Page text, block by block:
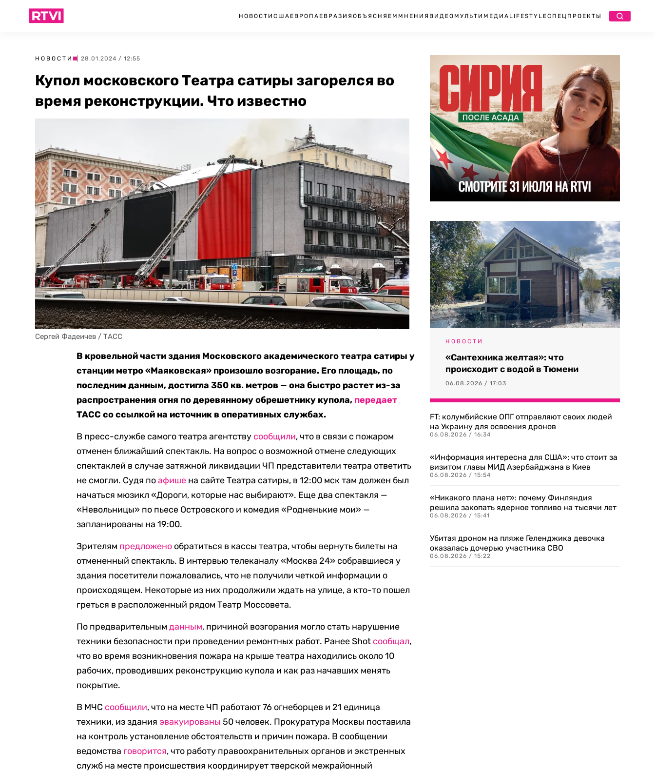
НОВОСТИ США ЕВРОПА ЕВРАЗИЯ ОБЪЯСНЯЕМ МНЕНИЯ ВИДЕО МУЛЬТИМЕДИА LIFESTYLEСПЕЦПРОЕКТЫ
НОВОСТИ | 28.01.2024 / 12:55
Купол московского Театра сатиры загорелся во
время реконструкции. Что известно
Сергей Фадеичев / ТАСС
В кровельной части здания Московского академического театра сатиры у
станции метро «Маяковская» произошло возгорание. Его площадь, по
последним данным, достигла 350 кв. метров — она быстро растет из-за
распространения огня по деревянному обрешетнику купола, передает
ТАСС со ссылкой на источник в оперативных службах.
В пресс-службе самого театра агентству сообщили, что в связи с пожаром
отменен ближайший спектакль. На вопрос о возможной отмене следующих
спектаклей в случае затяжной ликвидации ЧП представители театра ответить
не смогли. Судя поафише на сайте Театра сатиры, в 12:00 мск там должен был
начаться мюзикл «Дороги, которые нас выбирают». Еще два спектакля —
«Невольницы» по пьесе Островского и комедия «Родненькие мои» —
запланированы на 19:00.
Зрителям предложено обратиться в кассы театра, чтобы вернуть билеты на
отмененный спектакль. В интервью телеканалу «Москва 24» собравшиеся у
здания посетители пожаловались, что не получили четкой информации о
происходящем. Некоторые из них продолжили ждать на улице, а кто-то пошел
греться в расположенный рядом Театр Моссовета.
По предварительнымданным, причиной возгорания могло стать нарушение
техники безопасности при проведении ремонтных работ. Ранее Shot сообщал,
что во время возникновения пожара на крыше театра находились около 10
рабочих, проводивших реконструкцию купола и как раз начавших менять
покрытие.
В МЧС сообщили, что на месте ЧП работают 76 огнеборцев и 21 единица
техники, из здания эвакуированы 50 человек. Прокуратура Москвы поставила
на контроль установление обстоятельств и причин пожара. В сообщении
ведомства говорится, что работу правоохранительных органов и экстренных
служб на месте происшествия координирует тверской межрайонный
НОВОСТИ
«Сантехника желтая»: что
происходит с водой в Тюмени
06.08.2026 / 17:03
FT: колумбийские ОПГ отправляют своих людей
на Украину для освоения дронов
06.08.2026 / 16:34
«Информация интересна для США»: что стоит за
визитом главы МИД Азербайджана в Киев
06.08.2026 / 15:54
«Никакого плана нет»: почему Финляндия
решила закопать ядерное топливо на тысячи лет
06.08.2026 / 15:41
Убитая дроном на пляже Геленджика девочка
оказалась дочерью участника СВО
06.08.2026 / 15:22